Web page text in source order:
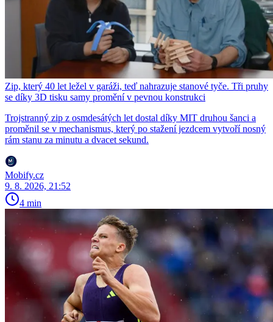
Zip, který 40 let ležel v garáži, teď nahrazuje stanové tyče. Tři pruhy
se díky 3D tisku samy promění v pevnou konstrukci
Trojstranný zip z osmdesátých let dostal díky MIT druhou šanci a
proměnil se v mechanismus, který po stažení jezdcem vytvoří nosný
rám stanu za minutu a dvacet sekund.
Mobify.cz
9. 8. 2026, 21:52
4 min